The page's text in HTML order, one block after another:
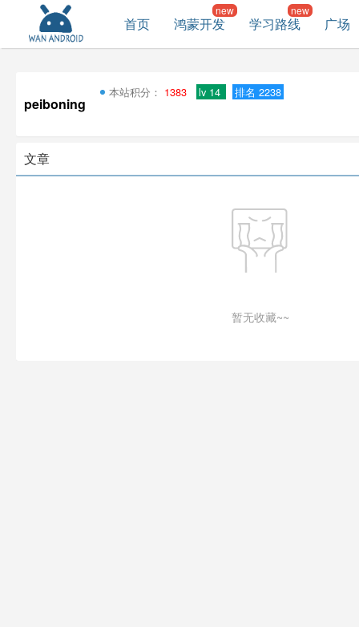
首页 鸿蒙开发 学习路线 广场
peiboning
本站积分： 1383 lv 14 排名 2238
文章
暂无收藏~~